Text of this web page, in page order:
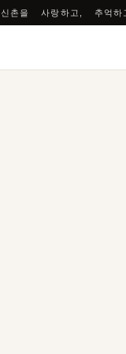
신촌을 사랑하고, 추억하